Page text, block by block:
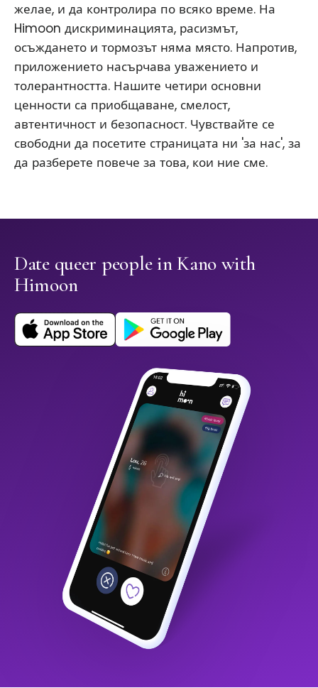
желае, и да контролира по всяко време. На
Himoon дискриминацията, расизмът,
осъждането и тормозът няма място. Напротив,
приложението насърчава уважението и
толерантността. Нашите четири основни
ценности са приобщаване, смелост,
автентичност и безопасност. Чувствайте се
свободни да посетите страницата ни 'за нас', за
да разберете повече за това, кои ние сме.
Date queer people in Kano with
Himoon